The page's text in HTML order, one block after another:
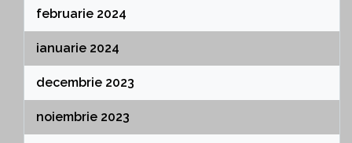
februarie 2024
ianuarie 2024
decembrie 2023
noiembrie 2023